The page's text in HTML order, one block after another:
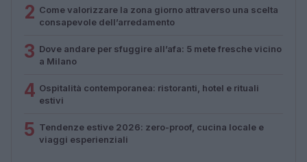
2 Come valorizzare la zona giorno attraverso una scelta
consapevole dell’arredamento
3 Dove andare per sfuggire all’afa: 5 mete fresche vicino
a Milano
4 Ospitalità contemporanea: ristoranti, hotel e rituali
estivi
5 Tendenze estive 2026: zero-proof, cucina locale e
viaggi esperienziali